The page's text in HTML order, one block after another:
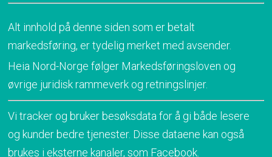
Alt innhold på denne siden som er betalt
markedsføring, er tydelig merket med avsender.
Heia Nord-Norge følger Markedsføringsloven og
øvrige juridisk rammeverk og retningslinjer.
Vi tracker og bruker besøksdata for å gi både lesere
og kunder bedre tjenester. Disse dataene kan også
brukes i eksterne kanaler, som Facebook.